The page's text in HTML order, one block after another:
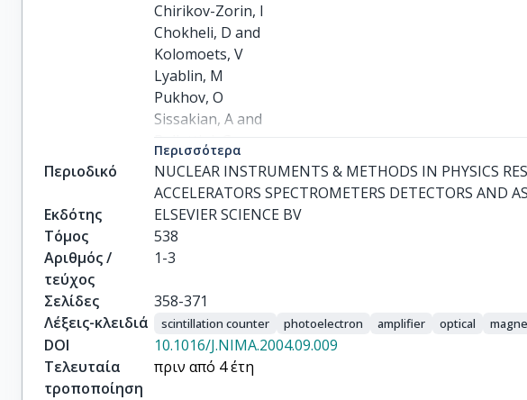
Chirikov-Zorin, I
Chokheli, D and
Kolomoets, V
Lyablin, M
Pukhov, O
Sissakian, A and
Bellettini, G
Cervelli, F
Incagli, M
Menzione, A and
Palmonari, F
Scribano, A
Cauz, D
H
Pauletta, G
Santi, L
Περισσότερα
Περιοδικό
NUCLEAR INSTRUMENTS & METHODS IN PHYSICS
ACCELERATORS SPECTROMETERS DETECTORS AND
Εκδότης
ELSEVIER SCIENCE BV
Τόμος
538
Αριθμός /
τεύχος
1-3
Σελίδες
358-371
Λέξεις-κλειδιά
scintillation counter photoelectron amplifier optical
DOI
10.1016/J.NIMA.2004.09.009
Τελευταία
τροποποίηση
πριν από 4 έτη